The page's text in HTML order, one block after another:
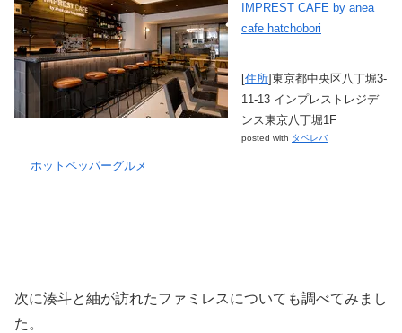
IMPREST CAFE by anea
cafe hatchobori
[住所]東京都中央区八丁堀3-
11-13 インプレストレジデ
ンス東京八丁堀1F
posted with タベレバ
ホットペッパーグルメ
次に湊斗と紬が訪れたファミレスについても調べてみまし
た。